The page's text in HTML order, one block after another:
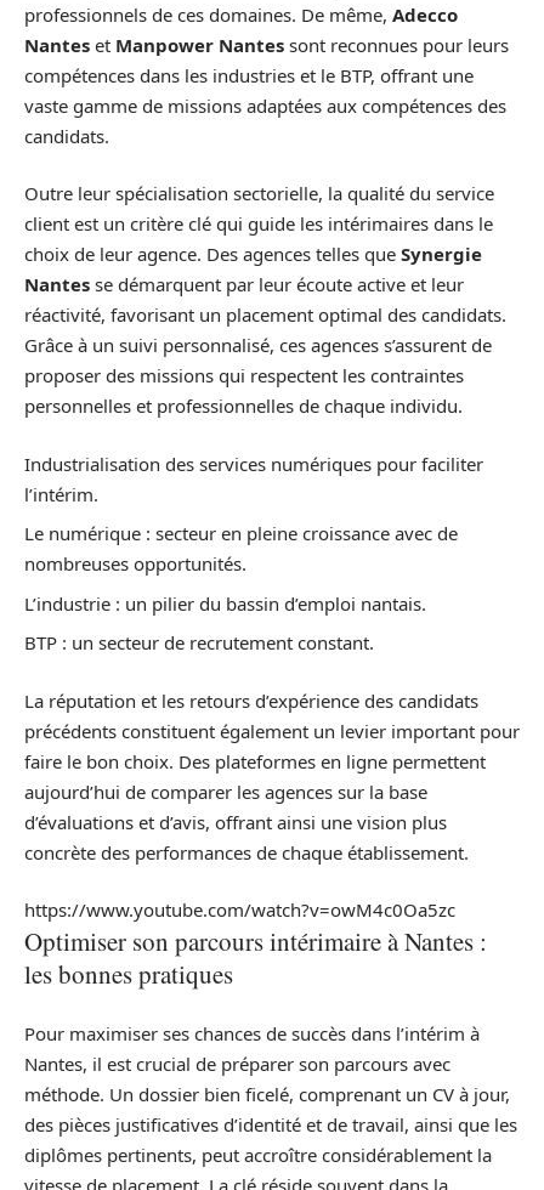
professionnels de ces domaines. De même, Adecco
Nantes et Manpower Nantes sont reconnues pour leurs
compétences dans les industries et le BTP, offrant une
vaste gamme de missions adaptées aux compétences des
candidats.
Outre leur spécialisation sectorielle, la qualité du service
client est un critère clé qui guide les intérimaires dans le
choix de leur agence. Des agences telles que Synergie
Nantes se démarquent par leur écoute active et leur
réactivité, favorisant un placement optimal des candidats.
Grâce à un suivi personnalisé, ces agences s’assurent de
proposer des missions qui respectent les contraintes
personnelles et professionnelles de chaque individu.
Industrialisation des services numériques pour faciliter
l’intérim.
Le numérique : secteur en pleine croissance avec de
nombreuses opportunités.
L’industrie : un pilier du bassin d’emploi nantais.
BTP : un secteur de recrutement constant.
La réputation et les retours d’expérience des candidats
précédents constituent également un levier important pour
faire le bon choix. Des plateformes en ligne permettent
aujourd’hui de comparer les agences sur la base
d’évaluations et d’avis, offrant ainsi une vision plus
concrète des performances de chaque établissement.
https://www.youtube.com/watch?v=owM4c0Oa5zc
Optimiser son parcours intérimaire à Nantes :
les bonnes pratiques
Pour maximiser ses chances de succès dans l’intérim à
Nantes, il est crucial de préparer son parcours avec
méthode. Un dossier bien ficelé, comprenant un CV à jour,
des pièces justificatives d’identité et de travail, ainsi que les
diplômes pertinents, peut accroître considérablement la
vitesse de placement. La clé réside souvent dans la